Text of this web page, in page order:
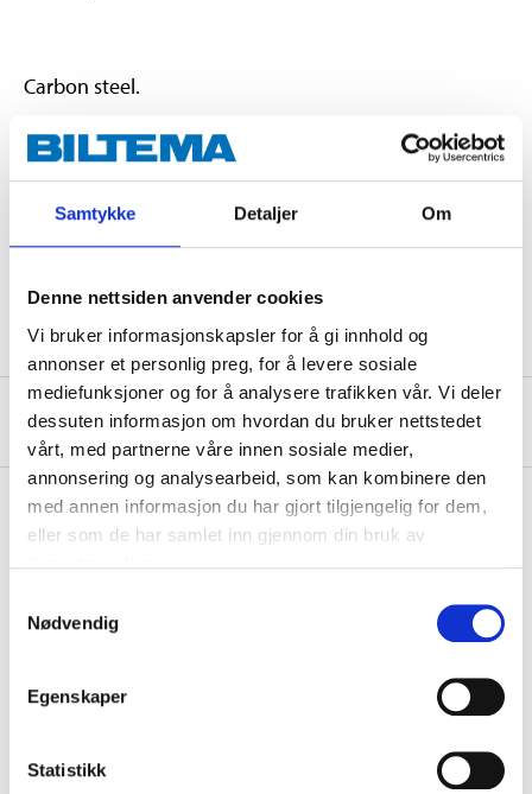
Samtykke Detaljer Om
Denne nettsiden anvender cookies
Vi bruker informasjonskapsler for å gi innhold og
annonser et personlig preg, for å levere sosiale
mediefunksjoner og for å analysere trafikken vår. Vi deler
dessuten informasjon om hvordan du bruker nettstedet
vårt, med partnerne våre innen sosiale medier,
annonsering og analysearbeid, som kan kombinere den
med annen informasjon du har gjort tilgjengelig for dem,
eller som de har samlet inn gjennom din bruk av
Nødvendig
Egenskaper
Statistikk
Carbon steel.
Technical specifications
Length
125 mm
75 g
About the manufacturer